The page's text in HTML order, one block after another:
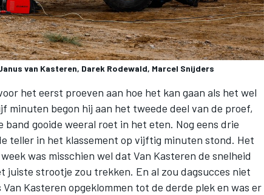
van Kasteren, Darek Rodewald, Marcel Snijders
het eerst proeven aan hoe het kan gaan als het wel
minuten begon hij aan het tweede deel van de proef,
band gooide weeral roet in het eten. Nog eens drie
teller in het klassement op vijftig minuten stond. Het
was misschien wel dat Van Kasteren de snelheid
juiste strootje zou trekken. En al zou dagsucces niet
Kasteren opgeklommen tot de derde plek en was er